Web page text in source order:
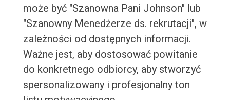
może być "Szanowna Pani Johnson" lub
"Szanowny Menedżerze ds. rekrutacji", w
zależności od dostępnych informacji.
Ważne jest, aby dostosować powitanie
do konkretnego odbiorcy, aby stworzyć
spersonalizowany i profesjonalny ton